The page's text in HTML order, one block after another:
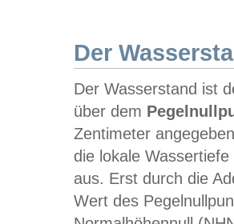
Der
Der Wasserstand ist
über dem
Zentimeter
die lokale
aus. Erst durch die
Wert des